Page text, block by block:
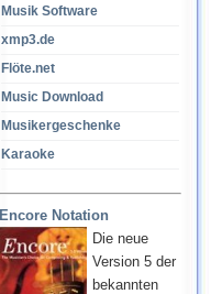
Musik Software
xmp3.de
Flöte.net
Music Download
Musikergeschenke
Karaoke
Encore Notation
Die neue
Version 5 der
bekannten